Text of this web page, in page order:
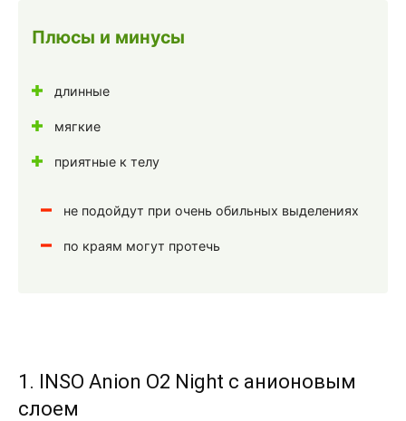
Плюсы и минусы
длинные
мягкие
приятные к телу
не подойдут при очень обильных выделениях
по краям могут протечь
1. INSO Anion O2 Night с анионовым
слоем